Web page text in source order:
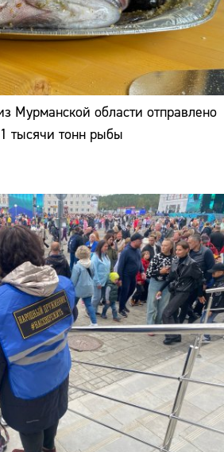
Мурманской области отправлено
тысячи тонн рыбы